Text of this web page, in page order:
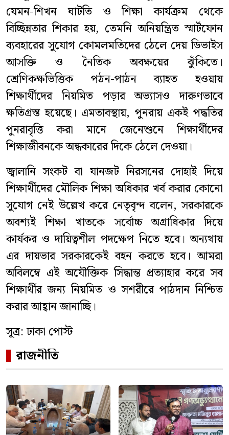
যেমন-শিখন ঘাটতি ও শিক্ষা কার্যক্রম থেকে
বিচ্ছিন্নতার শিকার হয়, তেমনি অনিয়ন্ত্রিত স্মার্টফোন
ব্যবহারের সুযোগ কোমলমতিদের ঠেলে দেয় ডিভাইস
আসক্তি ও নৈতিক অবক্ষয়ের ঝুঁকিতে।
শ্রেণিকক্ষভিত্তিক পঠন-পাঠন ব্যাহত হওয়ায়
শিক্ষার্থীদের নিয়মিত পড়ার অভ্যাসও দারুণভাবে
ক্ষতিগ্রস্ত হয়েছে। এমতাবস্থায়, পুনরায় একই পদ্ধতির
পুনরাবৃত্তি করা মানে জেনেশুনে শিক্ষার্থীদের
শিক্ষাজীবনকে অন্ধকারের দিকে ঠেলে দেওয়া।
জ্বালানি সংকট বা যানজট নিরসনের দোহাই দিয়ে
শিক্ষার্থীদের মৌলিক শিক্ষা অধিকার খর্ব করার কোনো
সুযোগ নেই উল্লেখ করে নেতৃবৃন্দ বলেন, সরকারকে
অবশ্যই শিক্ষা খাতকে সর্বোচ্চ অগ্রাধিকার দিয়ে
কার্যকর ও দায়িত্বশীল পদক্ষেপ নিতে হবে। অন্যথায়
এর দায়ভার সরকারকেই বহন করতে হবে। আমরা
অবিলম্বে এই অযৌক্তিক সিদ্ধান্ত প্রত্যাহার করে সব
শিক্ষার্থীর জন্য নিয়মিত ও সশরীরে পাঠদান নিশ্চিত
করার আহ্বান জানাচ্ছি।
সূত্র: ঢাকা পোস্ট
রাজনীতি